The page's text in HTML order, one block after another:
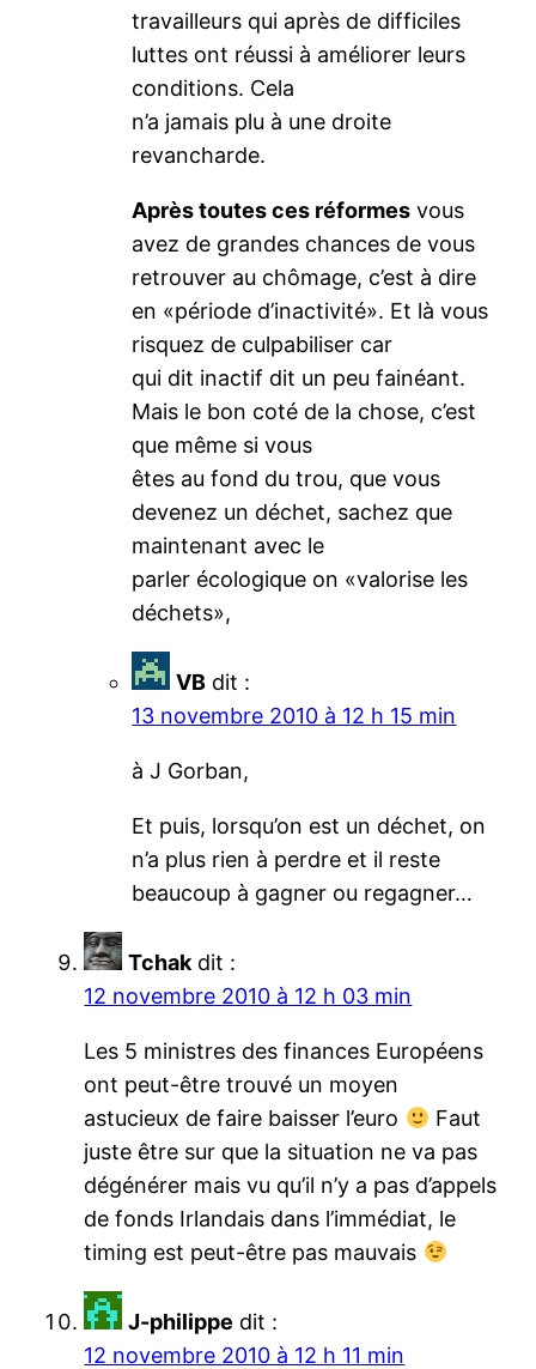
travailleurs qui après de difficiles
luttes ont réussi à améliorer leurs
conditions. Cela
n’a jamais plu à une droite
revancharde.
Après toutes ces réformes vous
avez de grandes chances de vous
retrouver au chômage, c’est à dire
en «période d’inactivité». Et là vous
risquez de culpabiliser car
qui dit inactif dit un peu fainéant.
Mais le bon coté de la chose, c’est
que même si vous
êtes au fond du trou, que vous
devenez un déchet, sachez que
maintenant avec le
parler écologique on «valorise les
déchets»,
VB dit :
13 novembre 2010 à 12 h 15 min
à J Gorban,
Et puis, lorsqu’on est un déchet, on
n’a plus rien à perdre et il reste
beaucoup à gagner ou regagner…
Tchak dit :
12 novembre 2010 à 12 h 03 min
Les 5 ministres des finances Européens
ont peut-être trouvé un moyen
astucieux de faire baisser l’euro
Faut
juste être sur que la situation ne va pas
dégénérer mais vu qu’il n’y a pas d’appels
de fonds Irlandais dans l’immédiat, le
timing est peut-être pas mauvais
J-philippe dit :
12 novembre 2010 à 12 h 11 min